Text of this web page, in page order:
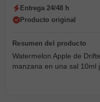
Entrega 24/48 h
Producto original
Watermelon Apple de
manzana en una sal 10ml